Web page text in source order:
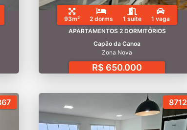
93m² 2 dorms 1 suíte
1 vaga
APARTAMENTOS 2 DORMITÓRIOS
Capão da Canoa
Zona Nova
R$ 650.000
8712